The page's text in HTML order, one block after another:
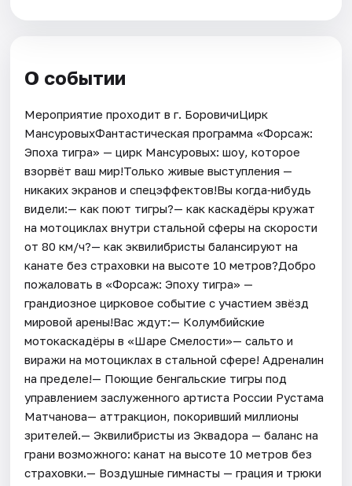
О событии
Мероприятие проходит в г. БоровичиЦирк
МансуровыхФантастическая программа «Форсаж:
Эпоха тигра» — цирк Мансуровых: шоу, которое
взорвёт ваш мир!Только живые выступления —
никаких экранов и спецэффектов!Вы когда‑нибудь
видели:— как поют тигры?— как каскадёры кружат
на мотоциклах внутри стальной сферы на скорости
от 80 км/ч?— как эквилибристы балансируют на
канате без страховки на высоте 10 метров?Добро
пожаловать в «Форсаж: Эпоху тигра» —
грандиозное цирковое событие с участием звёзд
мировой арены!Вас ждут:— Колумбийские
мотокаскадёры в «Шаре Смелости»— сальто и
виражи на мотоциклах в стальной сфере! Адреналин
на пределе!— Поющие бенгальские тигры под
управлением заслуженного артиста России Рустама
Матчанова— аттракцион, покоривший миллионы
зрителей.— Эквилибристы из Эквадора — баланс на
грани возможного: канат на высоте 10 метров без
страховки.— Воздушные гимнасты — грация и трюки